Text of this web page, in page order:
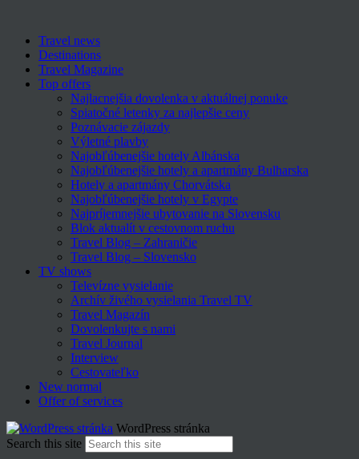
Travel news
Destinations
Travel Magazine
Top offers
Najlacnejšia dovolenka v aktuálnej ponuke
Spiatočné letenky za najlepšie ceny
Poznávacie zájazdy
Výletné plavby
Najobľúbenejšie hotely Albánska
Najobľúbenejšie hotely a apartmány Bulharska
Hotely a apartmány Chorvátska
Najobľúbenejšie hotely v Egypte
Najpríjemnejšie ubytovanie na Slovensku
Blok aktualít v cestovnom ruchu
Travel Blog – Zahraničie
Travel Blog – Slovensko
TV shows
Televízne vysielanie
Archív živého vysielania Travel TV
Travel Magazín
Dovolenkujte s nami
Travel Journal
Interview
Cestovateľko
New normal
Offer of services
WordPress stránka
Search this site